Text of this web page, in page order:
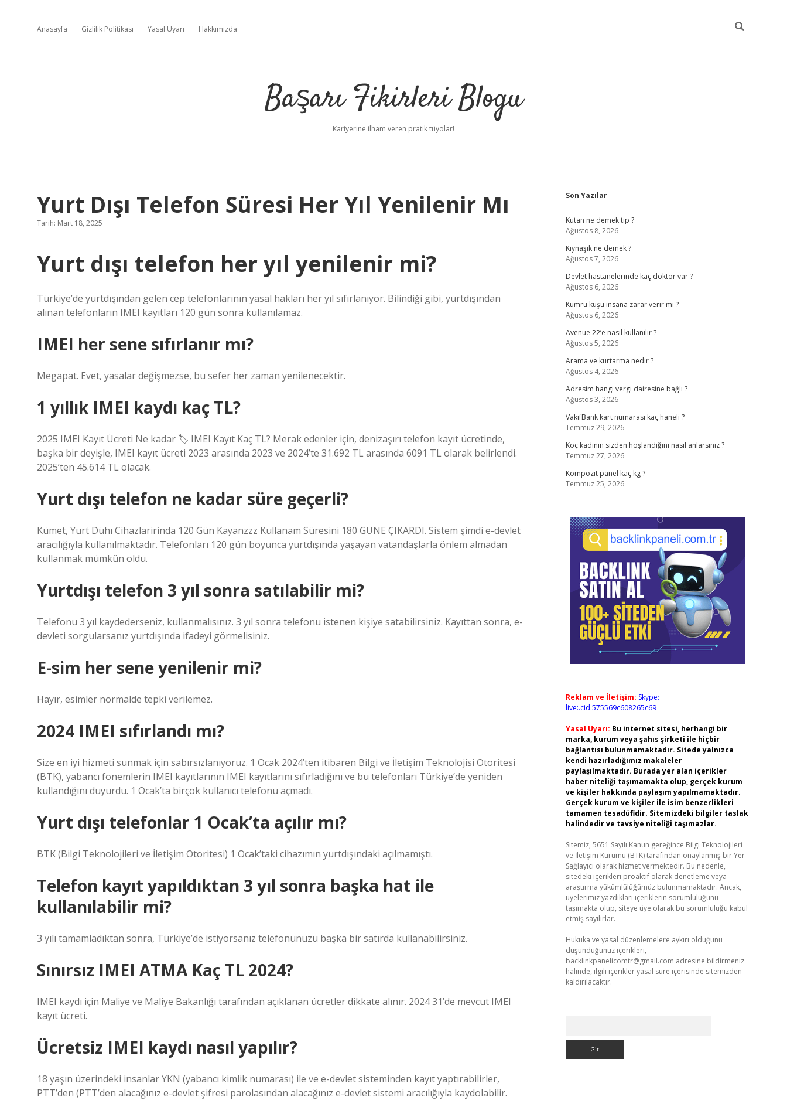
Anasayfa Gizlilik Politikası Yasal Uyarı Hakkımızda
Başarı Fikirleri Blogu
Kariyerine ilham veren pratik tüyolar!
Yurt Dışı Telefon Süresi Her Yıl Yenilenir Mı
Tarih: Mart 18, 2025
Yurt dışı telefon her yıl yenilenir mi?
Türkiye’de yurtdışından gelen cep telefonlarının yasal hakları her yıl sıfırlanıyor. Bilindiği gibi, yurtdışından
alınan telefonların IMEI kayıtları 120 gün sonra kullanılamaz.
IMEI her sene sıfırlanır mı?
Megapat. Evet, yasalar değişmezse, bu sefer her zaman yenilenecektir.
1 yıllık IMEI kaydı kaç TL?
2025 IMEI Kayıt Ücreti Ne kadar 🏷 IMEI Kayıt Kaç TL? Merak edenler için, denizaşırı telefon kayıt ücretinde,
başka bir deyişle, IMEI kayıt ücreti 2023 arasında 2023 ve 2024’te 31.692 TL arasında 6091 TL olarak belirlendi.
2025’ten 45.614 TL olacak.
Yurt dışı telefon ne kadar süre geçerli?
Kümet, Yurt Dühı Cihazlaririnda 120 Gün Kayanzzz Kullanam Süresini 180 GUNE ÇIKARDI. Sistem şimdi e-devlet
aracılığıyla kullanılmaktadır. Telefonları 120 gün boyunca yurtdışında yaşayan vatandaşlarla önlem almadan
kullanmak mümkün oldu.
Yurtdışı telefon 3 yıl sonra satılabilir mi?
Telefonu 3 yıl kaydederseniz, kullanmalısınız. 3 yıl sonra telefonu istenen kişiye satabilirsiniz. Kayıttan sonra, e-
devleti sorgularsanız yurtdışında ifadeyi görmelisiniz.
E-sim her sene yenilenir mi?
Hayır, esimler normalde tepki verilemez.
2024 IMEI sıfırlandı mı?
Size en iyi hizmeti sunmak için sabırsızlanıyoruz. 1 Ocak 2024’ten itibaren Bilgi ve İletişim Teknolojisi Otoritesi
(BTK), yabancı fonemlerin IMEI kayıtlarının IMEI kayıtlarını sıfırladığını ve bu telefonları Türkiye’de yeniden
kullandığını duyurdu. 1 Ocak’ta birçok kullanıcı telefonu açmadı.
Yurt dışı telefonlar 1 Ocak’ta açılır mı?
BTK (Bilgi Teknolojileri ve İletişim Otoritesi) 1 Ocak’taki cihazımın yurtdışındaki açılmamıştı.
Telefon kayıt yapıldıktan 3 yıl sonra başka hat ile
kullanılabilir mi?
3 yılı tamamladıktan sonra, Türkiye’de istiyorsanız telefonunuzu başka bir satırda kullanabilirsiniz.
Sınırsız IMEI ATMA Kaç TL 2024?
IMEI kaydı için Maliye ve Maliye Bakanlığı tarafından açıklanan ücretler dikkate alınır. 2024 31’de mevcut IMEI
kayıt ücreti.
Ücretsiz IMEI kaydı nasıl yapılır?
18 yaşın üzerindeki insanlar YKN (yabancı kimlik numarası) ile ve e-devlet sisteminden kayıt yaptırabilirler,
PTT’den (PTT’den alacağınız e-devlet şifresi parolasından alacağınız e-devlet sistemi aracılığıyla kaydolabilir.
Sidebar
Son Yazılar
Kutan ne demek tıp ?
Ağustos 8, 2026
Kıynaşık ne demek ?
Ağustos 7, 2026
Devlet hastanelerinde kaç doktor var ?
Ağustos 6, 2026
Kumru kuşu insana zarar verir mi ?
Ağustos 6, 2026
Avenue 22’e nasıl kullanılır ?
Ağustos 5, 2026
Arama ve kurtarma nedir ?
Ağustos 4, 2026
Adresim hangi vergi dairesine bağlı ?
Ağustos 3, 2026
VakıfBank kart numarası kaç haneli ?
Temmuz 29, 2026
Koç kadının sizden hoşlandığını nasıl anlarsınız ?
Temmuz 27, 2026
Kompozit panel kaç kg ?
Temmuz 25, 2026
Reklam ve İletişim: Skype:
live:.cid.575569c608265c69
Yasal Uyarı: Bu internet sitesi, herhangi bir
marka, kurum veya şahıs şirketi ile hiçbir
bağlantısı bulunmamaktadır. Sitede yalnızca
kendi hazırladığımız makaleler
paylaşılmaktadır. Burada yer alan içerikler
haber niteliği taşımamakta olup, gerçek kurum
ve kişiler hakkında paylaşım yapılmamaktadır.
Gerçek kurum ve kişiler ile isim benzerlikleri
tamamen tesadüfidir. Sitemizdeki bilgiler taslak
halindedir ve tavsiye niteliği taşımazlar.
Sitemiz, 5651 Sayılı Kanun gereğince Bilgi Teknolojileri
ve İletişim Kurumu (BTK) tarafından onaylanmış bir Yer
Sağlayıcı olarak hizmet vermektedir. Bu nedenle,
sitedeki içerikleri proaktif olarak denetleme veya
araştırma yükümlülüğümüz bulunmamaktadır. Ancak,
üyelerimiz yazdıkları içeriklerin sorumluluğunu
taşımakta olup, siteye üye olarak bu sorumluluğu kabul
etmiş sayılırlar.
Hukuka ve yasal düzenlemelere aykırı olduğunu
düşündüğünüz içerikleri,
backlinkpanelicomtr@gmail.com adresine bildirmeniz
halinde, ilgili içerikler yasal süre içerisinde sitemizden
kaldırılacaktır.